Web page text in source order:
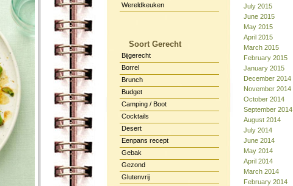
Wereldkeuken
Soort Gerecht
Bijgerecht
Borrel
Brunch
Budget
Camping / Boot
Cocktails
Desert
Eenpans recept
Gebak
Gezond
Glutenvrij
July 2015
June 2015
May 2015
April 2015
March 2015
February 2015
January 2015
December 2014
November 2014
October 2014
September 2014
August 2014
July 2014
June 2014
May 2014
April 2014
March 2014
February 2014